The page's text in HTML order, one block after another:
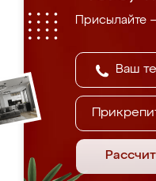
Присылайте